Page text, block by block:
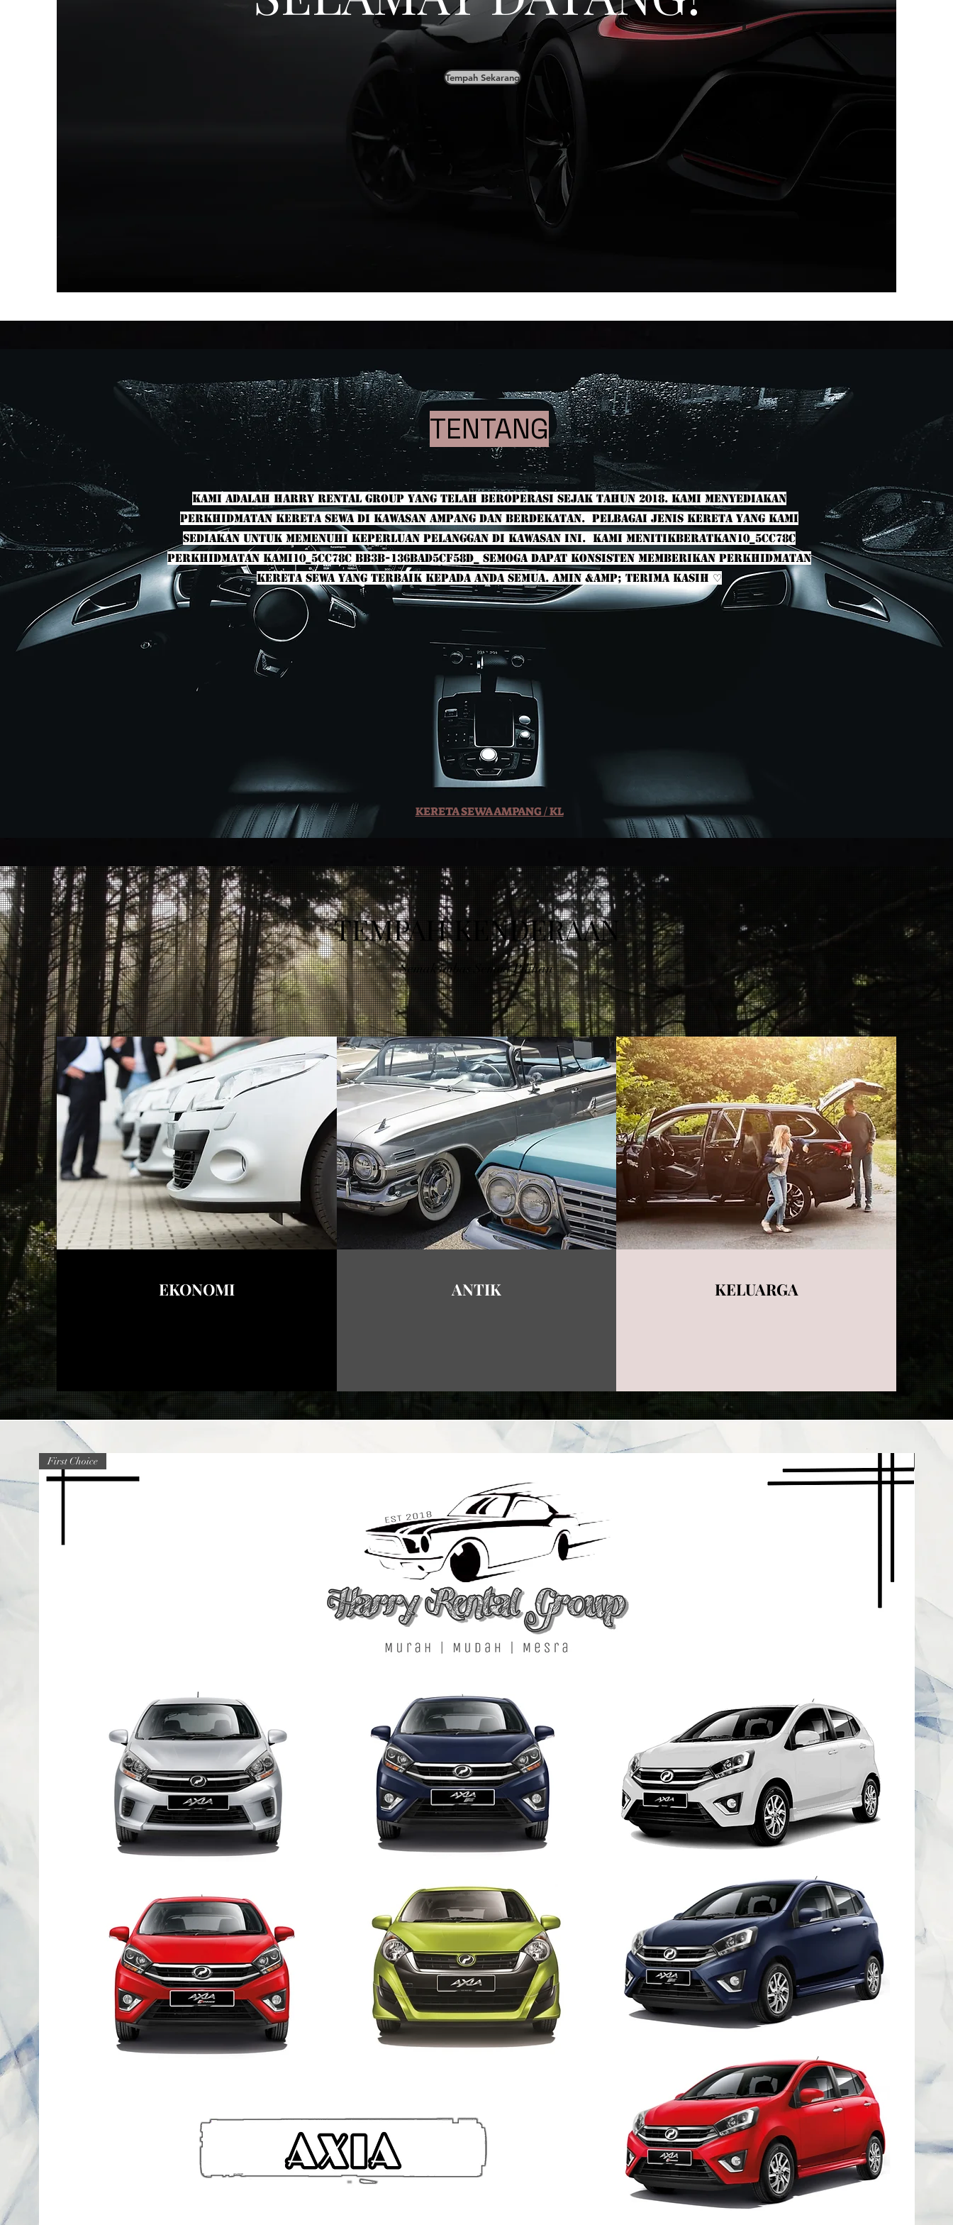
Tempah Sekarang
TENTANG
Kami adalah Harry Rental Group yang telah beroperasi sejak tahun 2018. Kami menyediakan
perkhidmatan kereta sewa di kawasan ampang dan berdekatan. Pelbagai jenis kereta yang kami
sediakan untuk memenuhi keperluan pelanggan di kawasan ini. Kami menitikberatkan10_5cc78c
perkhidmatan kami10_5cc78c bb3b-136bad5cf58d_ Semoga dapat konsisten memberikan perkhidmatan
kereta sewa yang terbaik kepada anda semua. Amin &amp; Terima kasih ♡
KERETA SEWA AMPANG / KL
TEMPAH KENDERAAN
Semak imbas Semua Pilihan
EKONOMI ANTIK KELUARGA
First Choice